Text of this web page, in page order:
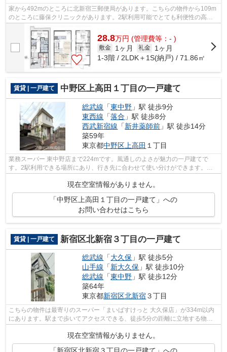
家から492mのところに北新宿三郵便局があります。こちらの物件から109m
のところに藤保クリニックがあります。2駅利用可能でとても利便性の高い
一戸建てです。築4年の築浅物件。新宿区...
28.8万円 (管理費等：- )
敷金 1ヶ月 礼金
1ヶ月
1-3階 / 2LDK＋1S(納戸) / 71.86㎡
賃貸 | 一戸建て 中野区上高田１丁目の一戸建て
総武線 「東中野 」駅 徒歩9分
東西線 「落合 」駅 徒歩8分
西武新宿線 「新井薬師前 」駅 徒歩14分
築59年
東京都中野区 上高田 １丁目
業務スーパー 東中野店まで224mです。風通しのよさが魅力の一戸建てで
す。2駅利用できる場所にあり、行き先に合わせて使い分けができます。戸
現在空室情報がありません。
「中野区上高田１丁目の一戸建て」への
お問い合わせはこちら
賃貸 | 一戸建て 新宿区北新宿３丁目の一戸建て
総武線 「大久保 」駅 徒歩5分
山手線 「新大久保 」駅 徒歩10分
総武線 「東中野 」駅 徒歩12分
築64年
東京都新宿区北新宿３丁目
こちらの物件は最寄りのスーパー「まいばすけっと 大久保店」が334m以内
にあります。駅まで歩いてアクセスできる、徒歩5分の距離に立地する物件
現在空室情報がありません。